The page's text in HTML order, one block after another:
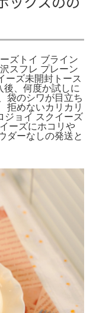
ズトイ ブライン
スフレ プレーン
ーズ未開封トース
後、何度か試しに
袋のシワが目立ち
めないカリカリ
ョイ スクイーズ
ーズにホコリや
ダーなしの発送と